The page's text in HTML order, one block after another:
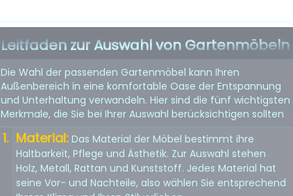
Leitfaden zur Auswahl von Gartenmöbeln
Die Wahl der passenden Gartenmöbel kann Ihren
Außenbereich in eine komfortable Oase der Entspannung
und Unterhaltung verwandeln. Hier sind die fünf wichtigsten
Merkmale, die Sie bei Ihrer Auswahl berücksichtigen sollten
Material: Das Material der Möbel bestimmt ihre
Haltbarkeit, Pflege und Ästhetik. Zur Auswahl stehen
Holz, Metall, Rattan und Kunststoff. Jedes Material hat
seine Vor- und Nachteile, also wählen Sie entsprechend